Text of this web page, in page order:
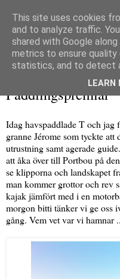
Paddlingspremiär
Idag havspaddlade T och jag
granne Jérome som tyckte att
utrustning samt agerade
att åka över till Portbou på
se klipporna och landskapet
man kommer grottor och rev
kajak jämfört med i en
morgon bitti tänker vi ge oss
gång. Vem vet var vi hamnar
This site uses cookies
and to analyze traffic.
shared with Google
metrics to ensure quality
statistics, and to detect
LEARN